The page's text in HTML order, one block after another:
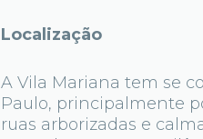
Localização
A Vila Mariana tem se
Paulo, principalmente
ruas arborizadas e